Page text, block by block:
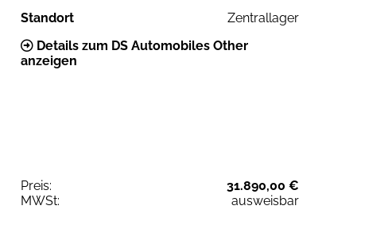
Standort
Zentrallager
Details zum DS Automobiles Other
anzeigen
Preis:
31.890,00 €
MWSt:
ausweisbar